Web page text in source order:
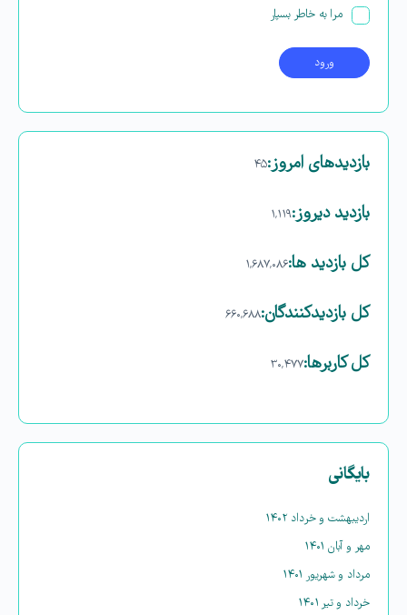
مرا به خاطر بسپار
بازدیدهای امروز:۴۵
بازدید دیروز:۱,۱۱۹
کل بازدید ها:۱,۶۸۷,۰۸۶
کل بازدیدکنند‌گان:۶۶۰,۶۸۸
کل کاربرها:۳۰,۴۷۷
بایگانی
اردیبهشت و خرداد ۱۴۰۲
مهر و آبان ۱۴۰۱
مرداد و شهریور ۱۴۰۱
خرداد و تیر ۱۴۰۱